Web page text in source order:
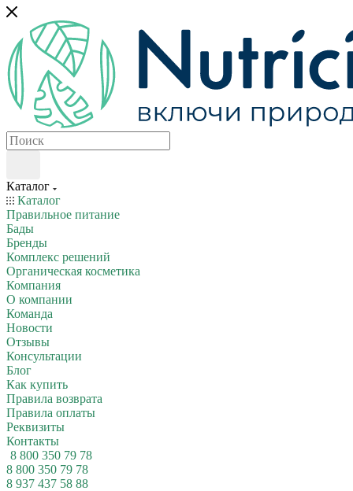
Каталог
Каталог
Правильное питание
Бады
Бренды
Комплекс решений
Органическая косметика
Компания
О компании
Команда
Новости
Отзывы
Консультации
Блог
Как купить
Правила возврата
Правила оплаты
Реквизиты
Контакты
8 800 350 79 78
8 800 350 79 78
8 937 437 58 88